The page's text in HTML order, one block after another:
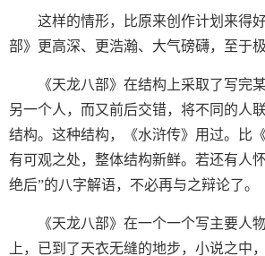
这样的情形，比原来创作计划来得
部》更高深、更浩瀚、大气磅礴，至于极
《天龙八部》在结构上采取了写完
另一个人，而又前后交错，将不同的人
结构。这种结构，《水浒传》用过。比
有可观之处，整体结构新鲜。若还有人
绝后”的八字解语，不必再与之辩论了。
《天龙八部》在一个一个写主要人
上，已到了天衣无缝的地步，小说之中